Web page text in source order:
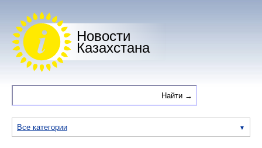
Новости
Казахстана
Все категории